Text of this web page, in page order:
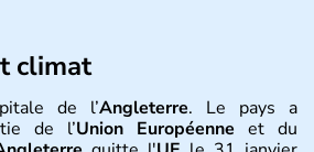
climat
de l’Angleterre. Le pays a
de l’Union Européenne et du